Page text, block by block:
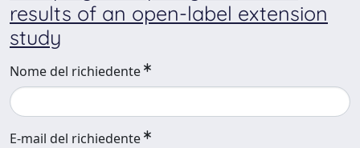
results of an open-label extension
study
Nome del richiedente
E-mail del richiedente